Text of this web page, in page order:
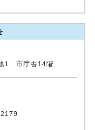
1 市庁舎14階